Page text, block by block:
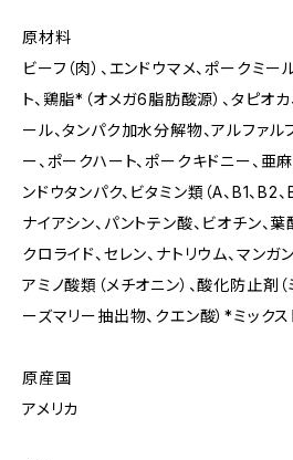
原材料
ビーフ（肉）、エンドウマメ、ポークミ
ト、鶏脂*（オメガ6脂肪酸源）、タピオ
ール、タンパク加水分解物、アルファル
ー、ポークハート、ポークキドニー、亜
ンドウタンパク、ビタミン類（A、B1、B2、
ナイアシン、パントテン酸、ビオチン、葉
クロライド、セレン、ナトリウム、マンガン
アミノ酸類（メチオニン）、酸化防止剤
ーズマリー抽出物、クエン酸）*ミック
原産国
アメリカ